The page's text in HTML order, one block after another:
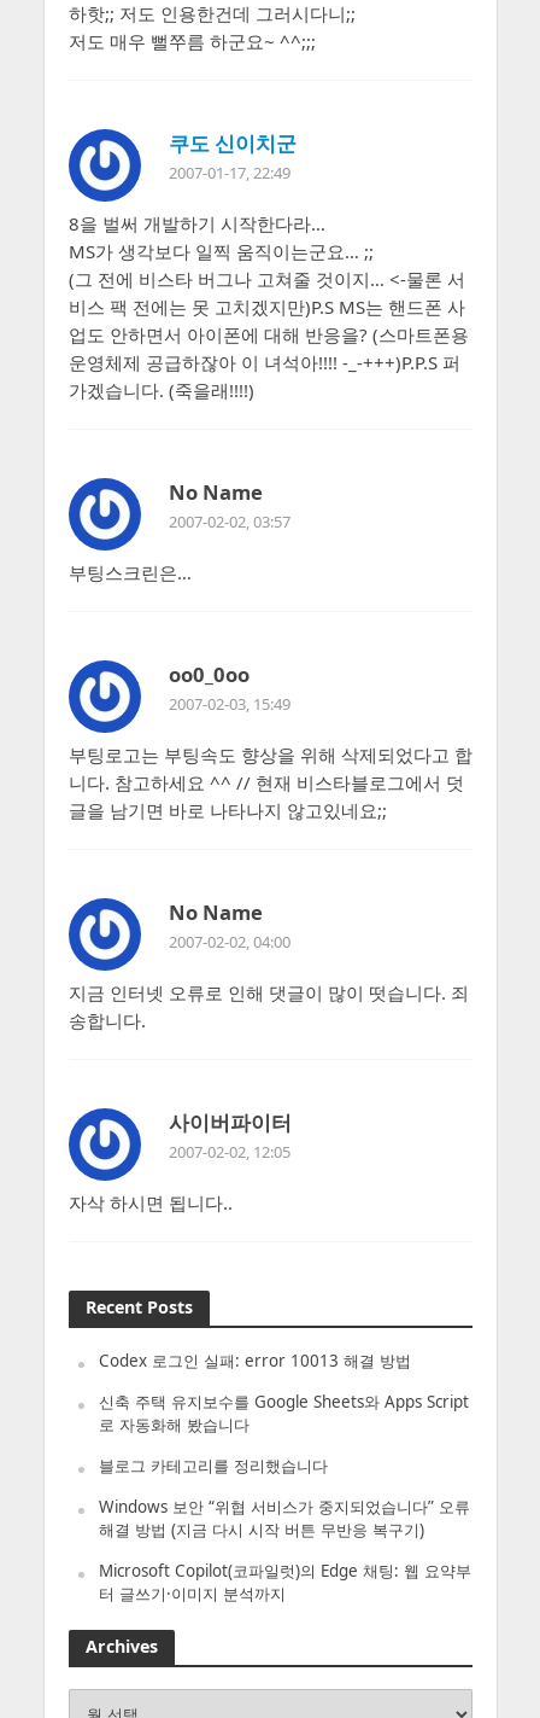
하핫;; 저도 인용한건데 그러시다니;;
저도 매우 뻘쭈름 하군요~ ^^;;;
쿠도 신이치군
2007-01-17, 22:49
8을 벌써 개발하기 시작한다라…
MS가 생각보다 일찍 움직이는군요… ;;
(그 전에 비스타 버그나 고쳐줄 것이지… <-물론 서
비스 팩 전에는 못 고치겠지만)P.S MS는 핸드폰 사
업도 안하면서 아이폰에 대해 반응을? (스마트폰용
운영체제 공급하잖아 이 녀석아!!!! -_-+++)P.P.S 퍼
가겠습니다. (죽을래!!!!)
No Name
2007-02-02, 03:57
부팅스크린은…
oo0_0oo
2007-02-03, 15:49
부팅로고는 부팅속도 향상을 위해 삭제되었다고 합
니다. 참고하세요 ^^ // 현재 비스타블로그에서 덧
글을 남기면 바로 나타나지 않고있네요;;
No Name
2007-02-02, 04:00
지금 인터넷 오류로 인해 댓글이 많이 떳습니다. 죄
송합니다.
사이버파이터
2007-02-02, 12:05
자삭 하시면 됩니다..
Recent Posts
Codex 로그인 실패: error 10013 해결 방법
신축 주택 유지보수를 Google Sheets와 Apps Script
로 자동화해 봤습니다
블로그 카테고리를 정리했습니다
Windows 보안 “위협 서비스가 중지되었습니다” 오류
해결 방법 (지금 다시 시작 버튼 무반응 복구기)
Microsoft Copilot(코파일럿)의 Edge 채팅: 웹 요약부
터 글쓰기·이미지 분석까지
Archives